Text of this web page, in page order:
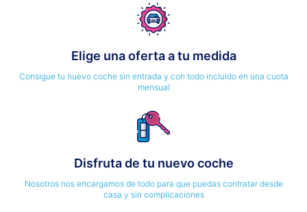
Elige una oferta a tu medida
Consigue tu nuevo coche sin entrada y con todo incluido en una cuota
mensual
Disfruta de tu nuevo coche
Nosotros nos encargamos de todo para que puedas contratar desde
casa y sin complicaciones